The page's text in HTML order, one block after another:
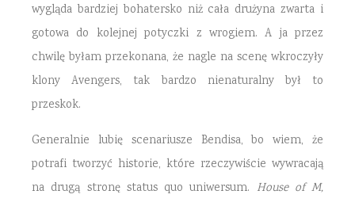
wygląda bardziej bohatersko niż cała drużyna zwarta i
gotowa do kolejnej potyczki z wrogiem. A ja przez
chwilę byłam przekonana, że nagle na scenę wkroczyły
klony Avengers, tak bardzo nienaturalny był to
przeskok.
Generalnie lubię scenariusze Bendisa, bo wiem, że
potrafi tworzyć historie, które rzeczywiście wywracają
na drugą stronę status quo uniwersum. House of M,